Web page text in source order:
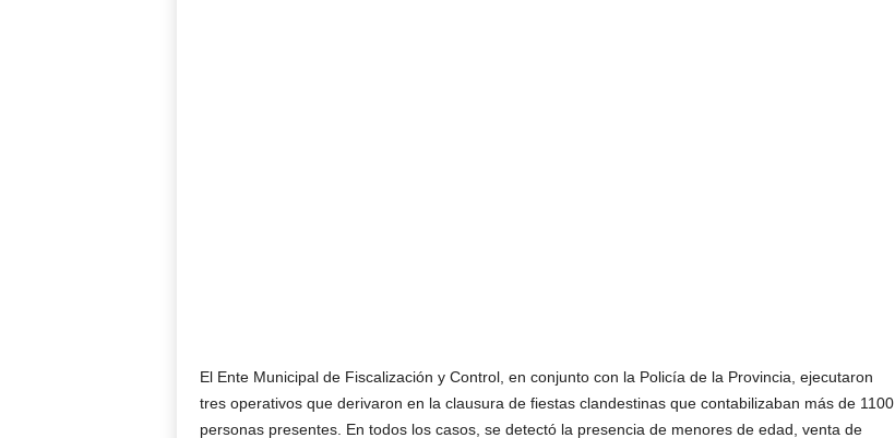
El Ente Municipal de Fiscalización y Control, en conjunto con la Policía de la Provincia, ejecutaron
tres operativos que derivaron en la clausura de fiestas clandestinas que contabilizaban más de 1100
personas presentes. En todos los casos, se detectó la presencia de menores de edad, venta de